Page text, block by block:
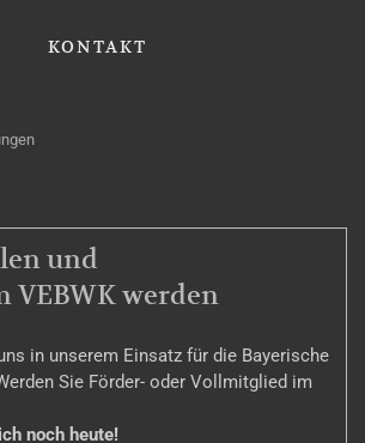
KONTAKT
und
werden
in unserem Einsatz für die Bayerische
Sie Förder- oder Vollmitglied im
noch heute!